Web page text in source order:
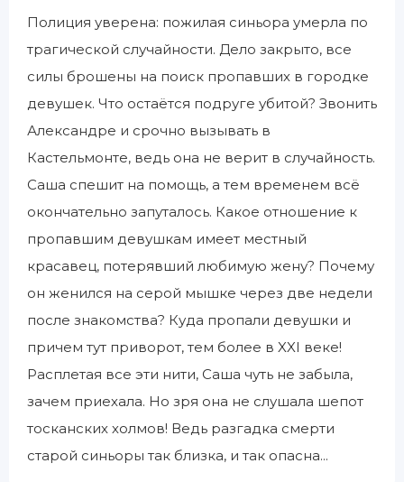
Полиция уверена: пожилая синьора умерла по
трагической случайности. Дело закрыто, все
силы брошены на поиск пропавших в городке
девушек. Что остаётся подруге убитой? Звонить
Александре и срочно вызывать в
Кастельмонте, ведь она не верит в случайность.
Саша спешит на помощь, а тем временем всё
окончательно запуталось. Какое отношение к
пропавшим девушкам имеет местный
красавец, потерявший любимую жену? Почему
он женился на серой мышке через две недели
после знакомства? Куда пропали девушки и
причем тут приворот, тем более в XXI веке!
Расплетая все эти нити, Саша чуть не забыла,
зачем приехала. Но зря она не слушала шепот
тосканских холмов! Ведь разгадка смерти
старой синьоры так близка, и так опасна...